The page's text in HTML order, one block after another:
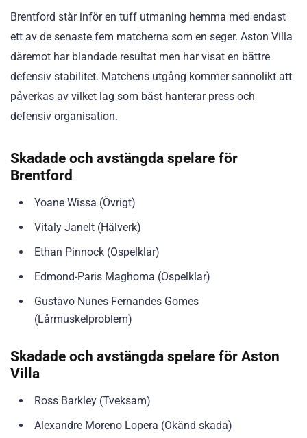
Brentford står inför en tuff utmaning hemma med endast
ett av de senaste fem matcherna som en seger. Aston Villa
däremot har blandade resultat men har visat en bättre
defensiv stabilitet. Matchens utgång kommer sannolikt att
påverkas av vilket lag som bäst hanterar press och
defensiv organisation.
Skadade och avstängda spelare för
Brentford
Yoane Wissa (Övrigt)
Vitaly Janelt (Hälverk)
Ethan Pinnock (Ospelklar)
Edmond-Paris Maghoma (Ospelklar)
Gustavo Nunes Fernandes Gomes
(Lårmuskelproblem)
Skadade och avstängda spelare för Aston
Villa
Ross Barkley (Tveksam)
Alexandre Moreno Lopera (Okänd skada)